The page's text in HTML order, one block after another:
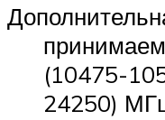
(10475-
24250)